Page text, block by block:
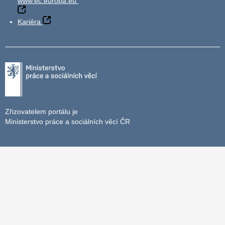
Kariéra
Zřizovatelem portálu je
Ministerstvo práce a sociálních věcí ČR